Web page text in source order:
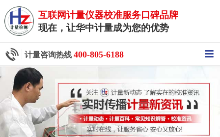
互联网计量仪器校准服务口碑品牌
现在，让华中计量成为您的优势
计量咨询热线 400-805-6188